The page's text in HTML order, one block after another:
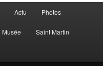
Actu Photos
Musée Saint Martin